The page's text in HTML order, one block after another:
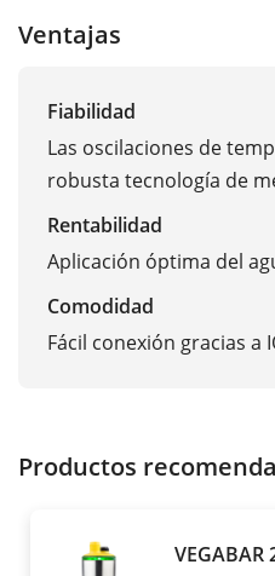
Ventajas
Fiabilidad
Las oscilaciones de
robusta tecnología de
Rentabilidad
Aplicación óptima del
Comodidad
Fácil conexión gracias a
Productos
VEGABAR